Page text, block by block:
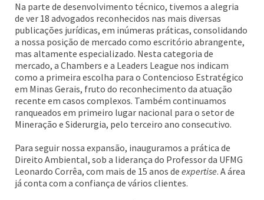
Na parte de desenvolvimento técnico, tivemos a alegria
de ver 18 advogados reconhecidos nas mais diversas
publicações jurídicas, em inúmeras práticas, consolidando
a nossa posição de mercado como escritório abrangente,
mas altamente especializado. Nesta categoria de
mercado, a Chambers e a Leaders League nos indicam
como a primeira escolha para o Contencioso Estratégico
em Minas Gerais, fruto do reconhecimento da atuação
recente em casos complexos. Também continuamos
ranqueados em primeiro lugar nacional para o setor de
Mineração e Siderurgia, pelo terceiro ano consecutivo.
Para seguir nossa expansão, inauguramos a prática de
Direito Ambiental, sob a liderança do Professor da UFMG
Leonardo Corrêa, com mais de 15 anos de expertise. A área
já conta com a confiança de vários clientes.